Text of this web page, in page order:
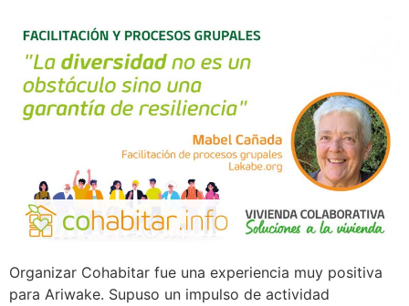
Organizar Cohabitar fue una experiencia muy positiva
para Ariwake. Supuso un impulso de actividad